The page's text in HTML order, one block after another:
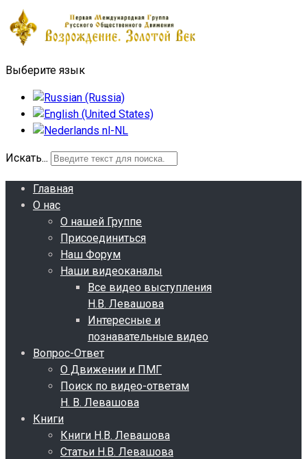
Выберите язык
Искать...
Главная
О нас
О нашей Группе
Присоединиться
Наш Форум
Наши видеоканалы
Все видео выступления
Н.В. Левашова
Интересные и
познавательные видео
Вопрос-Ответ
О Движении и ПМГ
Поиск по видео-ответам
Н. В. Левашова
Книги
Книги Н.В. Левашова
Статьи Н.В. Левашова